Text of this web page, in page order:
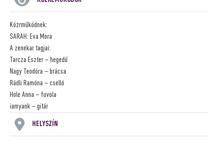
Közrműködnek:
SARAH: Eva Mora
A zenekar tagjai:
Tarcza Eszter – hegedű
Nagy Teodóra – brácsa
Rádli Ramóna – cselló
Hole Anna – fuvola
iamyank – gitár
HELYSZÍN